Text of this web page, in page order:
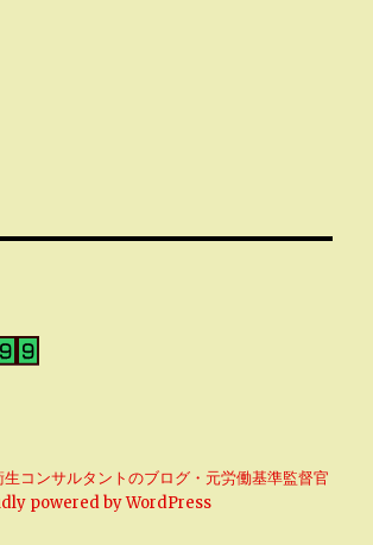
コンサルタントのブログ・元労働基準監督官
powered by WordPress